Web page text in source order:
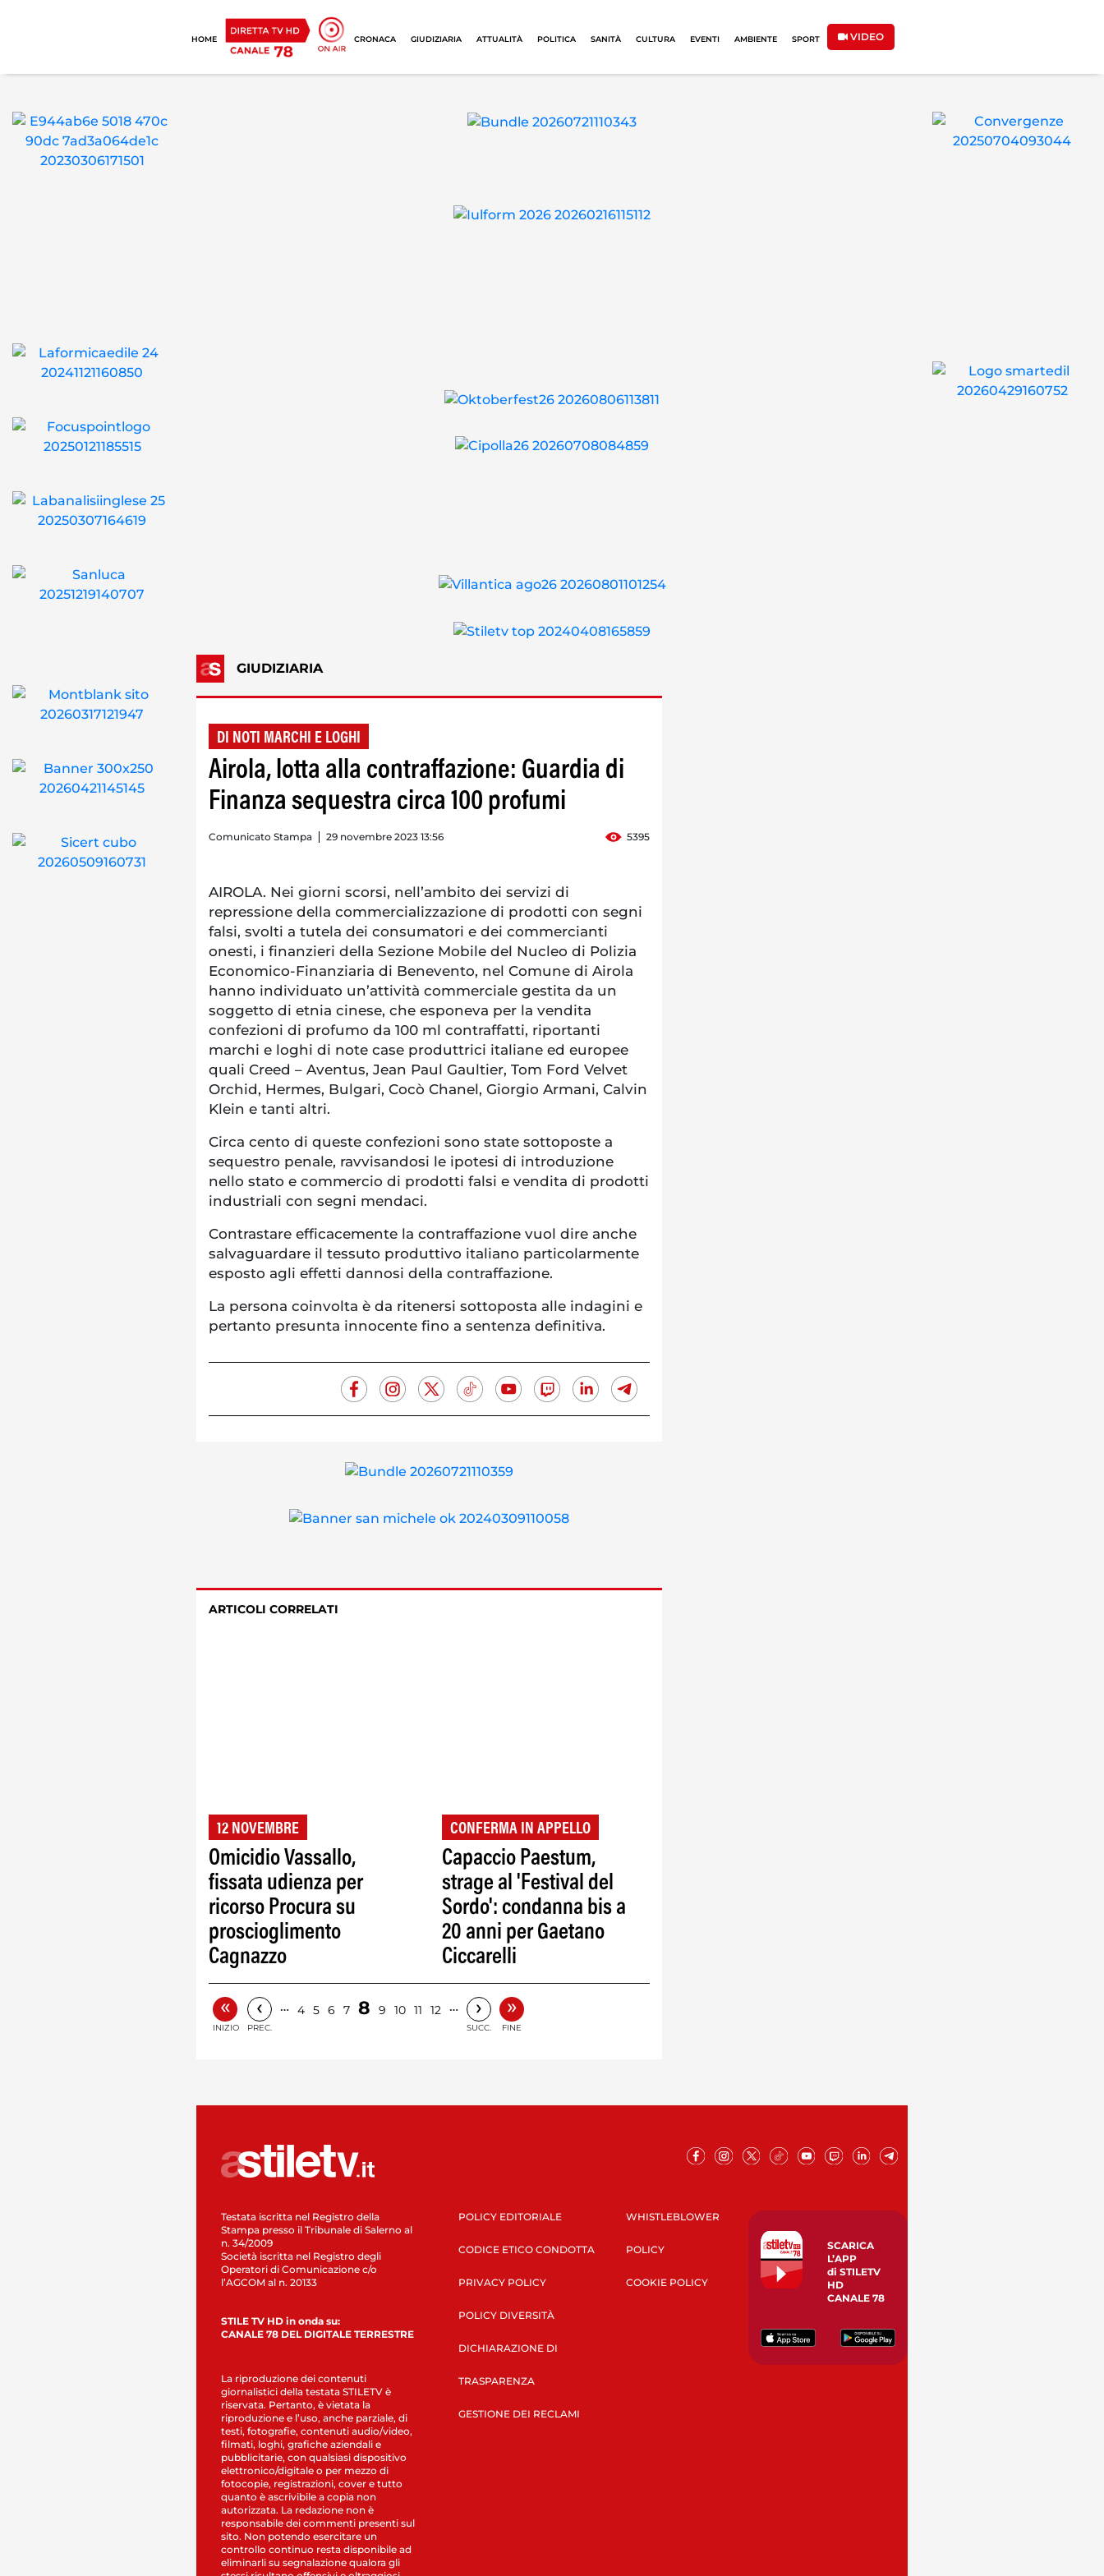
HOME CRONACA GIUDIZIARIA ATTUALITÀ POLITICA SANITÀ CULTURA EVENTI AMBIENTE SPORT VIDEO
GIUDIZIARIA
DI NOTI MARCHI E LOGHI
Airola, lotta alla contraffazione: Guardia di
Finanza sequestra circa 100 profumi
Comunicato Stampa 29 novembre 2023 13:56 5395
AIROLA. Nei giorni scorsi, nell’ambito dei servizi di
repressione della commercializzazione di prodotti con segni
falsi, svolti a tutela dei consumatori e dei commercianti
onesti, i finanzieri della Sezione Mobile del Nucleo di Polizia
Economico-Finanziaria di Benevento, nel Comune di Airola
hanno individuato un’attività commerciale gestita da un
soggetto di etnia cinese, che esponeva per la vendita
confezioni di profumo da 100 ml contraffatti, riportanti
marchi e loghi di note case produttrici italiane ed europee
quali Creed – Aventus, Jean Paul Gaultier, Tom Ford Velvet
Orchid, Hermes, Bulgari, Cocò Chanel, Giorgio Armani, Calvin
Klein e tanti altri.
Circa cento di queste confezioni sono state sottoposte a
sequestro penale, ravvisandosi le ipotesi di introduzione
nello stato e commercio di prodotti falsi e vendita di prodotti
industriali con segni mendaci.
Contrastare efficacemente la contraffazione vuol dire anche
salvaguardare il tessuto produttivo italiano particolarmente
esposto agli effetti dannosi della contraffazione.
La persona coinvolta è da ritenersi sottoposta alle indagini e
pertanto presunta innocente fino a sentenza definitiva.
ARTICOLI CORRELATI
12 NOVEMBRE
Omicidio Vassallo,
fissata udienza per
ricorso Procura su
proscioglimento
Cagnazzo
CONFERMA IN APPELLO
Capaccio Paestum,
strage al 'Festival del
Sordo': condanna bis a
20 anni per Gaetano
Ciccarelli
«
INIZIO
‹
PREC.
… 4 5 6 7 8 9 10 11 12 … ›
SUCC.
»
FINE
Testata iscritta nel Registro della
Stampa presso il Tribunale di Salerno al
n. 34/2009
Società iscritta nel Registro degli
Operatori di Comunicazione c/o
l’AGCOM al n. 20133
STILE TV HD in onda su:
CANALE 78 DEL DIGITALE TERRESTRE
La riproduzione dei contenuti
giornalistici della testata STILETV è
riservata. Pertanto, è vietata la
riproduzione e l’uso, anche parziale, di
testi, fotografie, contenuti audio/video,
filmati, loghi, grafiche aziendali e
pubblicitarie, con qualsiasi dispositivo
elettronico/digitale o per mezzo di
fotocopie, registrazioni, cover e tutto
quanto è ascrivibile a copia non
autorizzata. La redazione non è
responsabile dei commenti presenti sul
sito. Non potendo esercitare un
controllo continuo resta disponibile ad
eliminarli su segnalazione qualora gli
POLICY EDITORIALE
CODICE ETICO CONDOTTA
PRIVACY POLICY
POLICY DIVERSITÀ
DICHIARAZIONE DI
TRASPARENZA
GESTIONE DEI RECLAMI
WHISTLEBLOWER
POLICY
COOKIE POLICY
SCARICA
L’APP
di STILETV
HD
CANALE 78